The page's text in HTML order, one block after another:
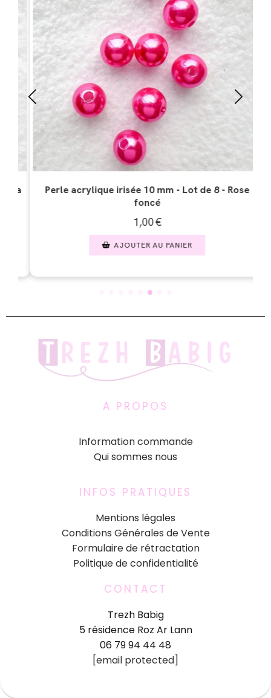
8 - Rose Perle verre mélangée - Lot de 8 -
AJOUTER AU PANIER
A PROPOS
Information commande
Qui sommes nous
INFOS PRATIQUES
Mentions légales
Conditions Générales de Vente
Formulaire de rétractation
Politique de confidentialité
CONTACT
Trezh Babig
5 résidence Roz Ar Lann
06 79 94 44 48
[email protected]